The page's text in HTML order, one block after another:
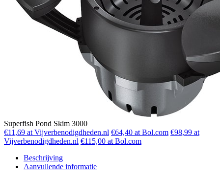
Superfish Pond Skim 3000
€11,69 at Vijverbenodigdheden.nl €64,40 at Bol.com €98,99 at
Vijverbenodigdheden.nl €115,00 at Bol.com
Beschrijving
Aanvullende informatie